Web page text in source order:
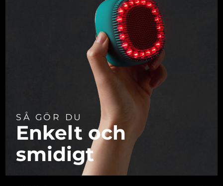
SÅ GÖR DU
Enkelt och
smidigt